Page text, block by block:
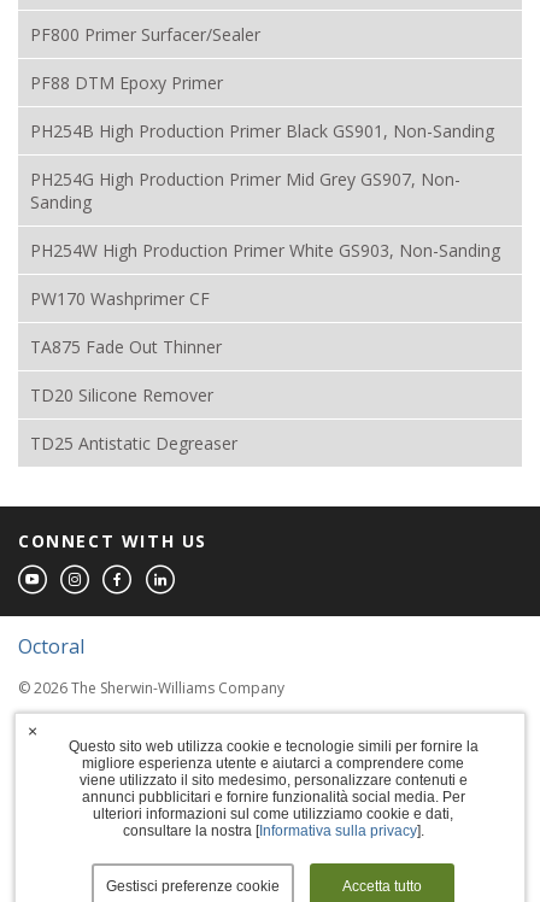
PF800 Primer Surfacer/Sealer
PF88 DTM Epoxy Primer
PH254B High Production Primer Black GS901, Non-Sanding
PH254G High Production Primer Mid Grey GS907, Non-
Sanding
PH254W High Production Primer White GS903, Non-Sanding
PW170 Washprimer CF
TA875 Fade Out Thinner
TD20 Silicone Remover
TD25 Antistatic Degreaser
CONNECT WITH US
Octoral
© 2026 The Sherwin-Williams Company
Computer screens and printers vary in how
colors are displayed, so the colors you see
may not match the coating's actual color.
Terms of Use
Questo sito web utilizza cookie e tecnologie simili per fornire la
migliore esperienza utente e aiutarci a comprendere come
viene utilizzato il sito medesimo, personalizzare contenuti e
annunci pubblicitari e fornire funzionalità social media. Per
ulteriori informazioni sul come utilizziamo cookie e dati,
consultare la nostra [Informativa sulla privacy].
Gestisci preferenze cookie Accetta tutto
×